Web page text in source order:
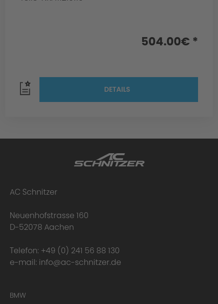
504.00€ *
DETAILS
AC Schnitzer
Neuenhofstrasse 160
D-52078 Aachen
Telefon: +49 (0) 241 56 88 130
e-mail: info@ac-schnitzer.de
BMW